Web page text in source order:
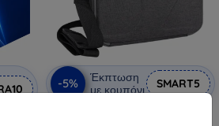
-5%
Έκπτωση
με κουπόνι
SMART5